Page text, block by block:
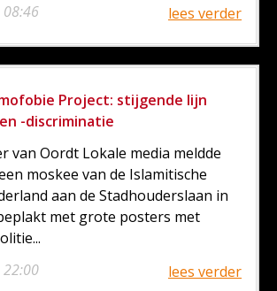
lees verder
Project: stijgende lijn
-discriminatie
van Oordt Lokale media meldde
moskee van de Islamitische
aan de Stadhouderslaan in
met grote posters met
lees verder